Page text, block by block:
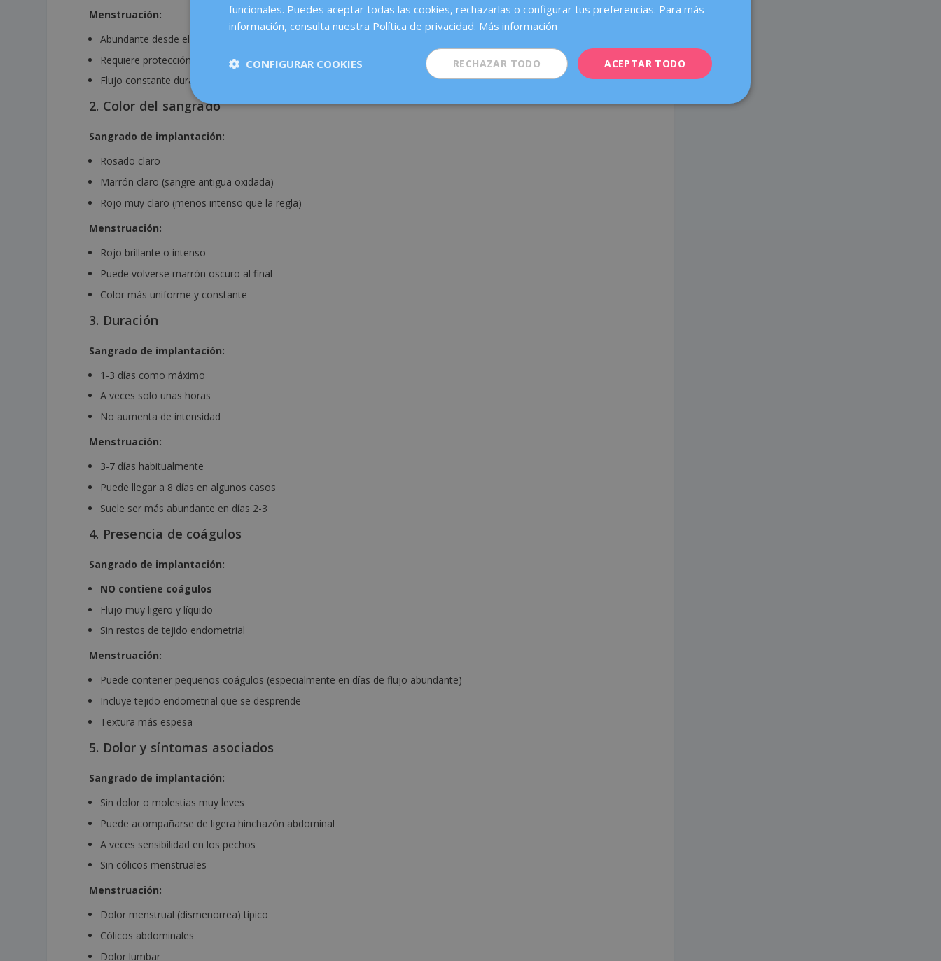
Menstruación:
Abundante desde el primer o segundo día
Requiere protección (compresa, tampón, copa)
Flujo constante durante varios días
2. Color del sangrado
Sangrado de implantación:
Rosado claro
Marrón claro (sangre antigua oxidada)
Rojo muy claro (menos intenso que la regla)
Menstruación:
Rojo brillante o intenso
Puede volverse marrón oscuro al final
Color más uniforme y constante
3. Duración
Sangrado de implantación:
1-3 días como máximo
A veces solo unas horas
No aumenta de intensidad
Menstruación:
3-7 días habitualmente
Puede llegar a 8 días en algunos casos
Suele ser más abundante en días 2-3
4. Presencia de coágulos
Sangrado de implantación:
NO contiene coágulos
Flujo muy ligero y líquido
Sin restos de tejido endometrial
Menstruación:
Puede contener pequeños coágulos (especialmente en días de flujo abundante)
Incluye tejido endometrial que se desprende
Textura más espesa
5. Dolor y síntomas asociados
Sangrado de implantación:
Sin dolor o molestias muy leves
Puede acompañarse de ligera hinchazón abdominal
A veces sensibilidad en los pechos
Sin cólicos menstruales
Menstruación:
Dolor menstrual (dismenorrea) típico
Cólicos abdominales
Dolor lumbar
CATALÀ
FRENCH
funcionales. Puedes aceptar todas las cookies, rechazarlas o configurar tus preferencias. Para más
información, consulta nuestra Política de privacidad. Más información
ACEPTAR TODO
RECHAZAR TODO
CONFIGURAR COOKIES